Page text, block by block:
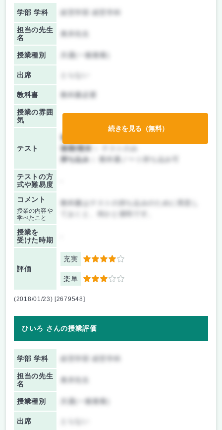
学部 学科
担当の先生
名
授業種別 共通(一般教養)
出席
教科書 教科書必要
授業の雰囲
気
テスト
前期/中間：
後期/期末：
持ち込み：
教科書ノート持ち込み可
テストの方
式や難易度
コメント
授業の内容や
学べたこと
教科書はテストの持ち込みのために用意し
授業を
受けた時期
評価
充実 4
楽単 3
続きを見る（無料）
(2018/01/23) [2679548]
ひいろ さんの授業評価
学部 学科
担当の先生
名
授業種別 共通(一般教養)
出席